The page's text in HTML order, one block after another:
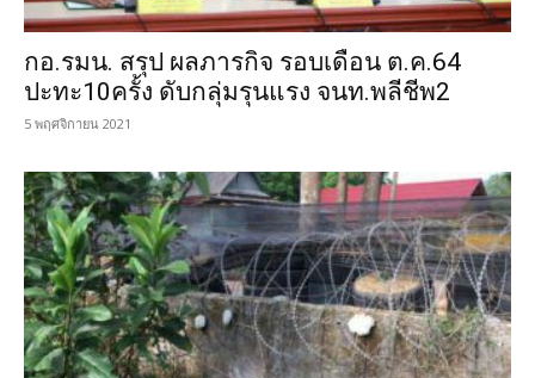
กอ.รมน. สรุป ผลภารกิจ รอบเดือน ต.ค.64
ปะทะ10ครั้ง ดับกลุ่มรุนแรง จนท.พลีชีพ2
5 พฤศจิกายน 2021